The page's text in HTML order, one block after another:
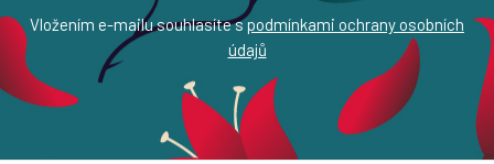
Vložením e-mailu souhlasíte spodmínkami ochrany osobních
údajů